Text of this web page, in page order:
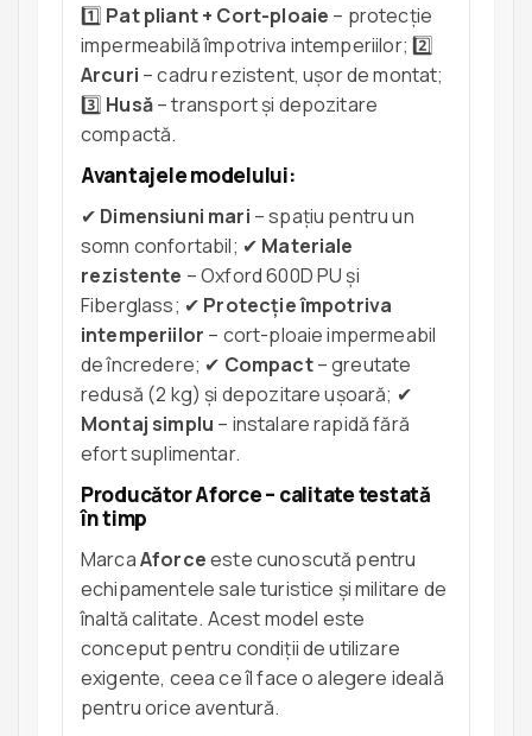
1️⃣ Pat pliant + Cort-ploaie – protecție
impermeabilă împotriva intemperiilor; 2️⃣
Arcuri – cadru rezistent, ușor de montat;
3️⃣ Husă– transport și depozitare
compactă.
Avantajele modelului:
✔ Dimensiuni mari – spațiu pentru un
somn confortabil; ✔ Materiale
rezistente – Oxford 600D PU și
Fiberglass; ✔ Protecție împotriva
intemperiilor – cort-ploaie impermeabil
de încredere; ✔ Compact– greutate
redusă (2 kg) și depozitare ușoară; ✔
Montaj simplu – instalare rapidă fără
efort suplimentar.
Producător Aforce – calitate testată
în timp
MarcaAforceeste cunoscută pentru
echipamentele sale turistice și militare de
înaltă calitate. Acest model este
conceput pentru condiții de utilizare
exigente, ceea ce îl face o alegere ideală
pentru orice aventură.